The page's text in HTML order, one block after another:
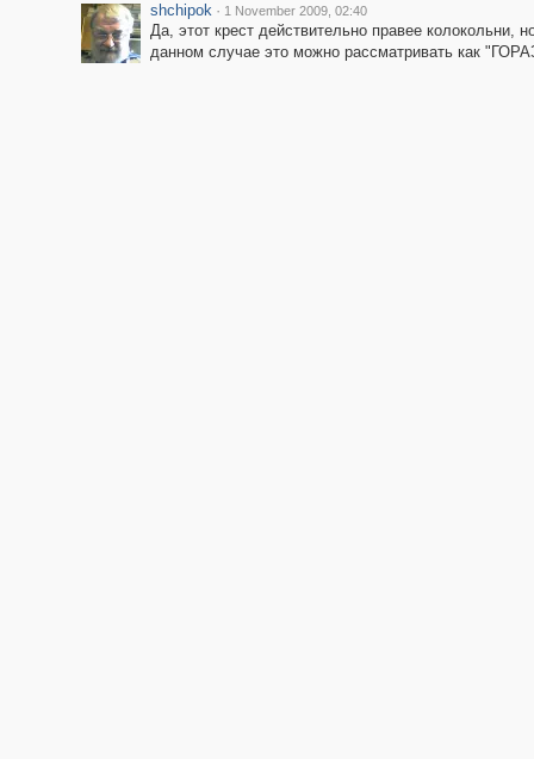
shchipok · 1 November 2009, 02:40
Да, этот крест действительно правее колокольни,
данном случае это можно рассматривать как